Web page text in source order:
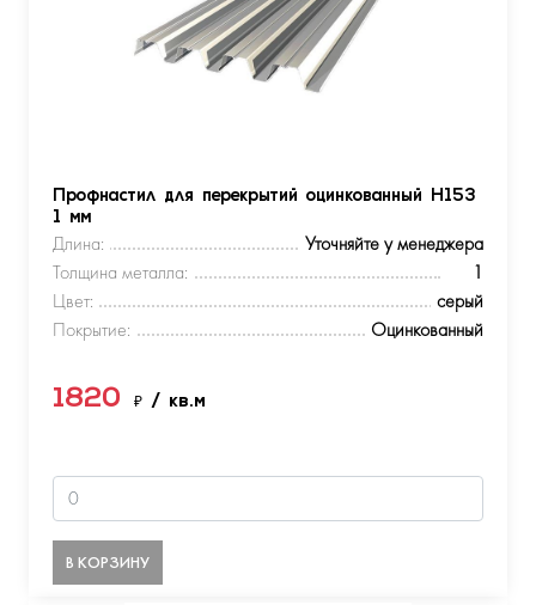
Профнастил для перекрытий оцинкованный Н153
1 мм
Длина:
Уточняйте у менеджера
Толщина металла:
1
Цвет:
серый
Покрытие:
Оцинкованный
1820 ₽ / кв.м
В КОРЗИНУ